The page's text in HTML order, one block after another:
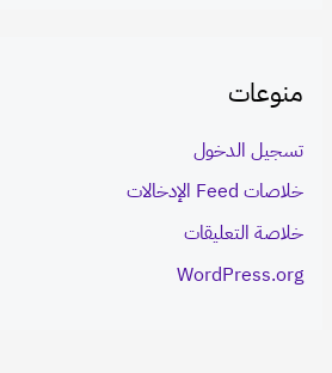
منوعات
تسجيل الدخول
خلاصات Feed الإدخالات
خلاصة التعليقات
WordPress.org